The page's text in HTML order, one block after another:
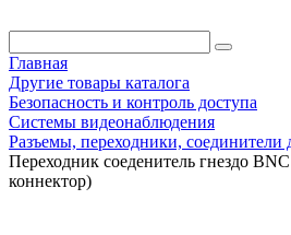
Главная
Другие товары каталога
Безопасность и контроль доступа
Системы видеонаблюдения
Разъемы, переходники, соединители
Переходник соеденитель гнездо
коннектор)